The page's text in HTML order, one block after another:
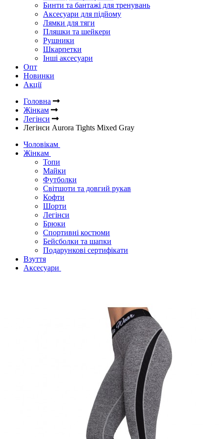
Бинти та бантажі для тренувань
Аксесуари для підйому
Лямки для тяги
Пляшки та шейкери
Рушники
Шкарпетки
Інші аксесуари
Опт
Новинки
Акції
Головна
Жінкам
Легінси
Легінси Aurora Tights Mixed Gray
Чоловікам
Жінкам
Топи
Майки
Футболки
Світшоти та довгий рукав
Кофти
Шорти
Легінси
Брюки
Спортивні костюми
Бейсболки та шапки
Подарункові сертифікати
Взуття
Аксесуари